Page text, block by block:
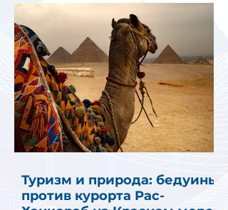
Туризм и природа: бедуины
против курорта Рас-